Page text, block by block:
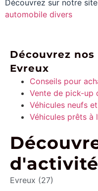
Découvrez sur notre
automobile divers
Découvrez
Evreux
Conseils pour
Vente de pick-up
Véhicules neufs
Véhicules prêts à
Evreux (27)